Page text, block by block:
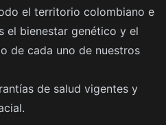
el territorio colombiano e
el bienestar genético y el
de cada uno de nuestros
de salud vigentes y